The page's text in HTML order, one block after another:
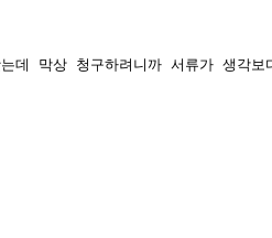
데 막상 청구하려니까 서류가 생각